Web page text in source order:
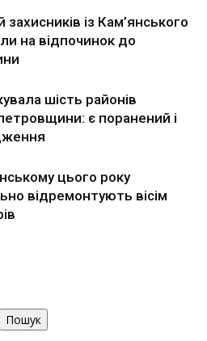
захисників із Кам’янського
на відпочинок до
шість районів
є поранений і
цього року
відремонтують вісім
Пошук